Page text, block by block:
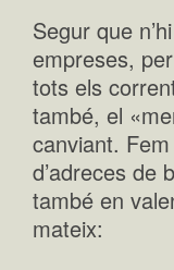
Segur que
empreses,
tots els
també, el
canviant.
d’adreces de
també en
mateix: